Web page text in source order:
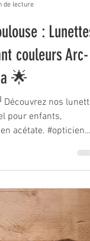
de lecture
: Lunettes
couleurs Arc-
🌟
nos
pour enfants,
acétate. #opticien